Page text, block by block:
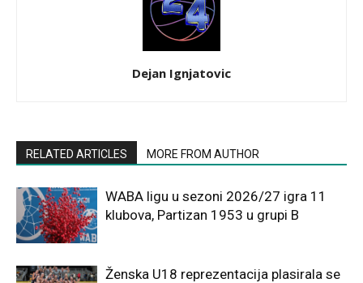
Dejan Ignjatovic
RELATED ARTICLES MORE FROM AUTHOR
WABA ligu u sezoni 2026/27 igra 11
klubova, Partizan 1953 u grupi B
Ženska U18 reprezentacija plasirala se